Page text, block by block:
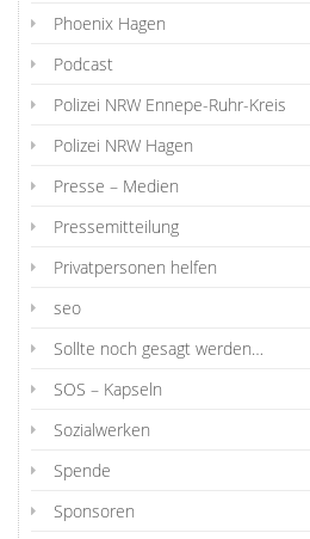
Phoenix Hagen
Podcast
Polizei NRW Ennepe-Ruhr-Kreis
Polizei NRW Hagen
Presse – Medien
Pressemitteilung
Privatpersonen helfen
seo
Sollte noch gesagt werden…
SOS – Kapseln
Sozialwerken
Spende
Sponsoren